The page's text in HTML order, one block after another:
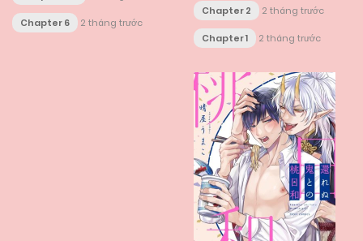
Chapter 6 2 tháng trước
Chapter 2 2 tháng trước
Chapter 1 2 tháng trước